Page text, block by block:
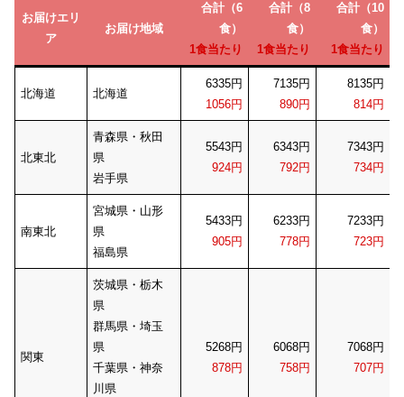
お届けエリ
ア
お届け地域
合計（6
食）
1食当たり
合計（8
食）
1食当たり
合計（10
食）
1食当たり
北海道 北海道
6335円
1056円
7135円
890円
8135円
814円
北東北
青森県・秋田
県
岩手県
5543円
924円
6343円
792円
7343円
734円
南東北
宮城県・山形
県
福島県
5433円
905円
6233円
778円
7233円
723円
関東
茨城県・栃木
県
群馬県・埼玉
県
千葉県・神奈
川県
5268円
878円
6068円
758円
7068円
707円